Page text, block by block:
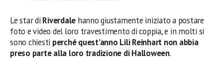
Le star di Riverdale hanno giustamente iniziato a postare
foto e video del loro travestimento di coppia, e in molti si
sono chiesti perché quest’anno Lili Reinhart non abbia
preso parte alla loro tradizione di Halloween.